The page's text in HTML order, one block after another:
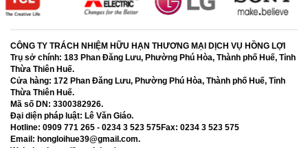
CÔNG TY TRÁCH NHIỆM HỮU HẠN THƯƠNG MẠI DỊCH VỤ HỒNG LỢI
Trụ sở chính: 183 Phan Đăng Lưu, Phường Phú Hòa, Thành phố Huế, Tỉnh
Thừa Thiên Huế.
Cửa hàng: 172 Phan Đăng Lưu, Phường Phú Hòa, Thành phố Huế, Tỉnh
Thừa Thiên Huế.
Mã số DN: 3300382926.
Đại diện pháp luật: Lê Văn Giáo.
Hotline: 0909 771 265 - 0234 3 523 575Fax: 0234 3 523 575
Email: hongloihue39@gmail.com.